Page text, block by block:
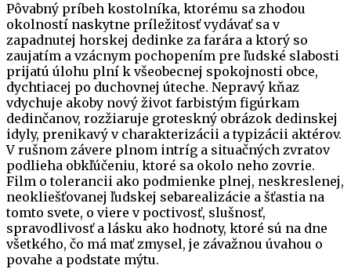
Pôvabný príbeh kostolníka, ktorému sa zhodou
okolností naskytne príležitosť vydávať sa v
zapadnutej horskej dedinke za farára a ktorý so
zaujatím a vzácnym pochopením pre ľudské slabosti
prijatú úlohu plní k všeobecnej spokojnosti obce,
dychtiacej po duchovnej úteche. Nepravý kňaz
vdychuje akoby nový život farbistým figúrkam
dedinčanov, rozžiaruje groteskný obrázok dedinskej
idyly, prenikavý v charakterizácii a typizácii aktérov.
V rušnom závere plnom intríg a situačných zvratov
podlieha obkľúčeniu, ktoré sa okolo neho zovrie.
Film o tolerancii ako podmienke plnej, neskreslenej,
neokliešťovanej ľudskej sebarealizácie a šťastia na
tomto svete, o viere v poctivosť, slušnosť,
spravodlivosť a lásku ako hodnoty, ktoré sú na dne
všetkého, čo má mať zmysel, je závažnou úvahou o
povahe a podstate mýtu.